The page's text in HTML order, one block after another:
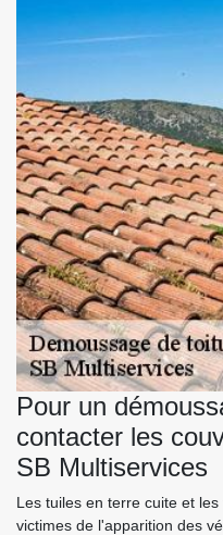
Pour un
contacter les
SB Multiservices
Les tuiles en terre cuite et
victimes de l'apparition des